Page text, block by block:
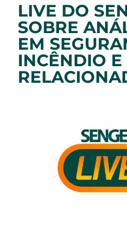
LIVE DO
SOBRE
EM
INCÊNDIO E